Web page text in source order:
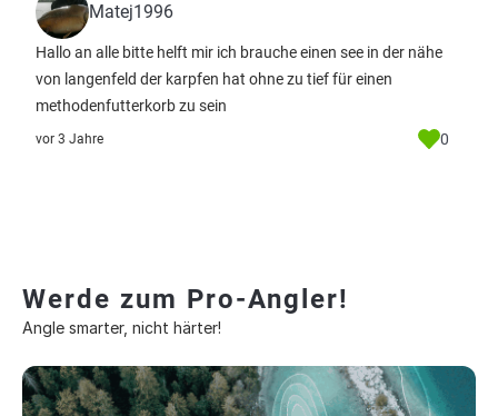
Matej1996
Hallo an alle bitte helft mir ich brauche einen see in der nähe
von langenfeld der karpfen hat ohne zu tief für einen
methodenfutterkorb zu sein
vor 3 Jahre 0
Werde zum Pro-Angler!
Angle smarter, nicht härter!